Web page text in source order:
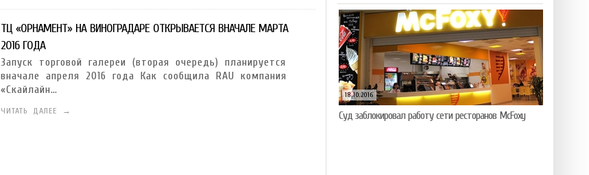
ТЦ «ОРНАМЕНТ» НА ВИНОГРАДАРЕ ОТКРЫВАЕТСЯ ВНАЧАЛЕ МАРТА
2016 ГОДА
Запуск торговой галереи (вторая очередь) планируется
вначале апреля 2016 года Как сообщила RAU компания
«Скайлайн…
ЧИТАТЬ ДАЛЕЕ →
18.10.2016
Суд заблокировал работу сети ресторанов McFoxy